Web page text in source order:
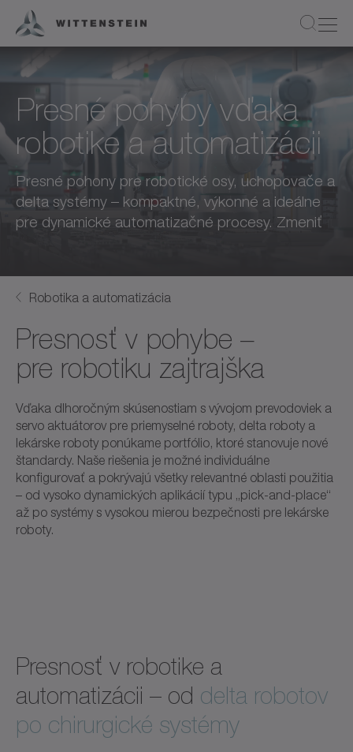
Presné pohyby vďaka
robotike a automatizácii
Presné pohony pre robotické osy, uchopovače a
delta systémy – kompaktné, výkonné a ideálne
pre dynamické automatizačné procesy. Zmeniť
Robotika a automatizácia
Presnosť v pohybe –
pre robotiku zajtrajška
Vďaka dlhoročným skúsenostiam s vývojom prevodoviek a
servo aktuátorov pre priemyselné roboty, delta roboty a
lekárske roboty ponúkame portfólio, ktoré stanovuje nové
štandardy. Naše riešenia je možné individuálne
konfigurovať a pokrývajú všetky relevantné oblasti použitia
– od vysoko dynamických aplikácií typu „pick-and-place“
až po systémy s vysokou mierou bezpečnosti pre lekárske
roboty.
Presnosť v robotike a
automatizácii – od delta robotov
po chirurgické systémy